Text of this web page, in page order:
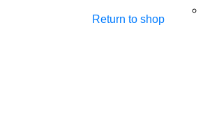
Return to shop